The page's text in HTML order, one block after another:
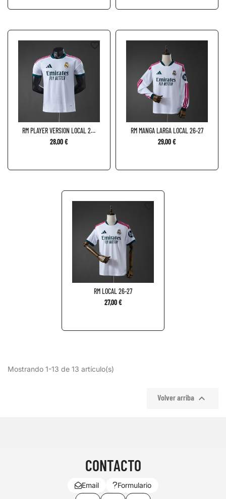
RM PLAYER VERSION LOCAL 26-
27
28,00 €
RM MANGA LARGA LOCAL 26-27
29,00 €
RM LOCAL 26-27
27,00 €
Mostrando 1-13 de 13 artículo(s)
Volver arriba 
CONTACTO
Email Formulario